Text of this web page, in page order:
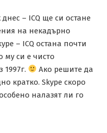
– ICQ ще си остане
на некадърно
– ICQ остана почти
му си е чисто
1997г.
Ако решите да
кратко. Skype скоро
налазят ли го